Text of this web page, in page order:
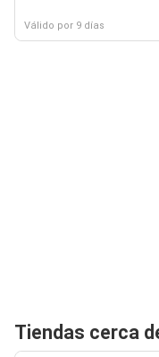
Válido por 9 días
Tiendas cerca